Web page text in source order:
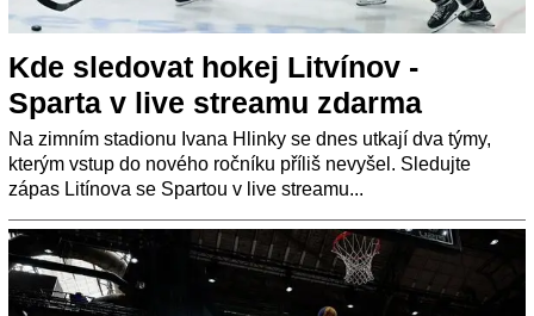
Kde sledovat hokej Litvínov -
Sparta v live streamu zdarma
Na zimním stadionu Ivana Hlinky se dnes utkají dva týmy,
kterým vstup do nového ročníku příliš nevyšel. Sledujte
zápas Litínova se Spartou v live streamu...